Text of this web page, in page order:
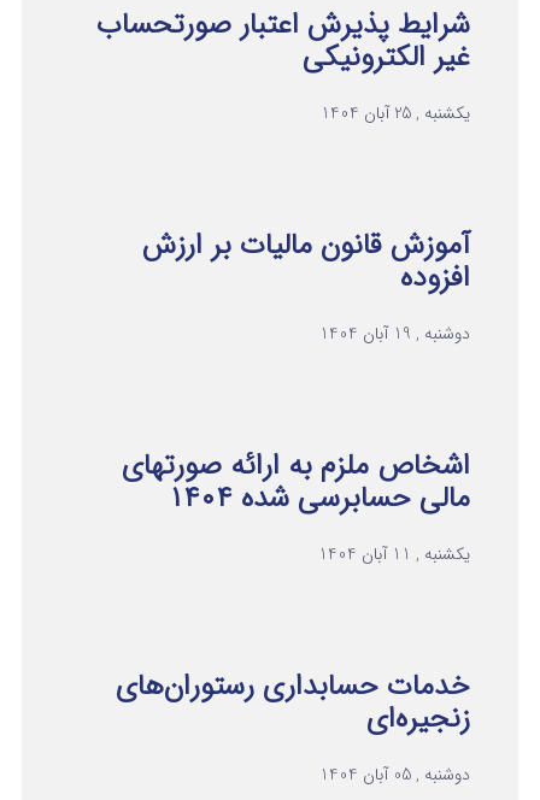
شرایط پذیرش اعتبار صورتحساب
غیر الکترونیکی
یکشنبه , 25 آبان 1404
آموزش قانون مالیات بر ارزش
افزوده
دوشنبه , 19 آبان 1404
اشخاص ملزم به ارائه صورتهای
مالی حسابرسی شده ۱۴۰۴
یکشنبه , 11 آبان 1404
خدمات حسابداری رستوران‌های
زنجیره‌ای
دوشنبه , 05 آبان 1404